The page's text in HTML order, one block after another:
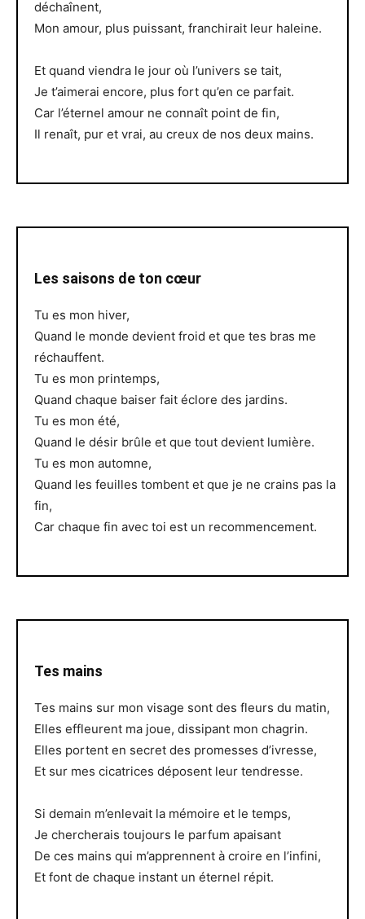
déchaînent,
Mon amour, plus puissant, franchirait leur haleine.
Et quand viendra le jour où l’univers se tait,
Je t’aimerai encore, plus fort qu’en ce parfait.
Car l’éternel amour ne connaît point de fin,
Il renaît, pur et vrai, au creux de nos deux mains.
Les saisons de ton cœur
Tu es mon hiver,
Quand le monde devient froid et que tes bras me
réchauffent.
Tu es mon printemps,
Quand chaque baiser fait éclore des jardins.
Tu es mon été,
Quand le désir brûle et que tout devient lumière.
Tu es mon automne,
Quand les feuilles tombent et que je ne crains pas la
fin,
Car chaque fin avec toi est un recommencement.
Tes mains
Tes mains sur mon visage sont des fleurs du matin,
Elles effleurent ma joue, dissipant mon chagrin.
Elles portent en secret des promesses d’ivresse,
Et sur mes cicatrices déposent leur tendresse.
Si demain m’enlevait la mémoire et le temps,
Je chercherais toujours le parfum apaisant
De ces mains qui m’apprennent à croire en l’infini,
Et font de chaque instant un éternel répit.